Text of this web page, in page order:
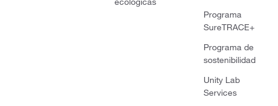
Programa
SureTRACE+
Programa de
sostenibilidad
Unity Lab
Services